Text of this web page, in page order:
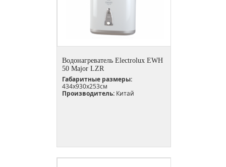
Водонагреватель Electrolux EWH
50 Major LZR
Габаритные размеры:
434x930x253см
Производитель: Китай